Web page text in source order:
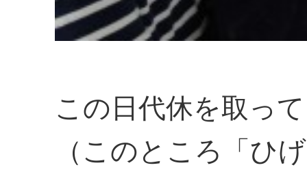
この日代休を取っ
（このところ「ひ